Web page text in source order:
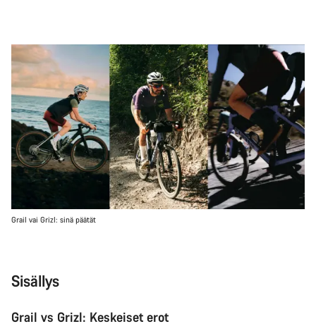
Grail vai Grizl: sinä päätät
Sisällys
Grail vs Grizl: Keskeiset erot